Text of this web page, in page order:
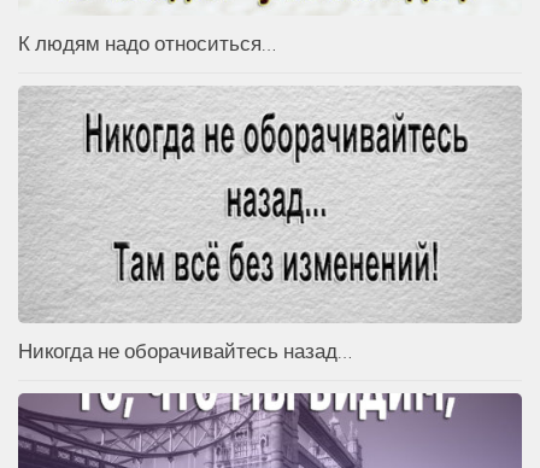
К людям надо относиться…
Никогда не оборачивайтесь назад…